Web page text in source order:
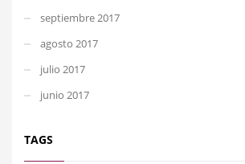
septiembre 2017
agosto 2017
julio 2017
junio 2017
TAGS